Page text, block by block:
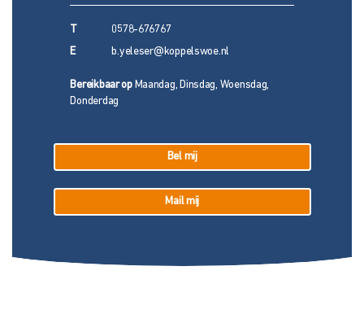
0578-676767
E b.yeleser@koppelswoe.nl
Bereikbaar opMaandag, Dinsdag, Woensdag,
Donderdag
Bel mij
Mail mij